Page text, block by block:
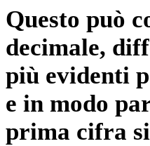
Questo può
decimale,
più evidenti
e in modo
prima cifra